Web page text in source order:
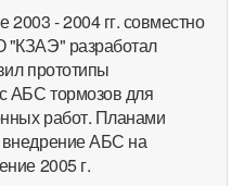
- 2004 гг. совместно
разработал
прототипы
АБС тормозов для
работ. Планами
внедрение АБС на
2005 г.